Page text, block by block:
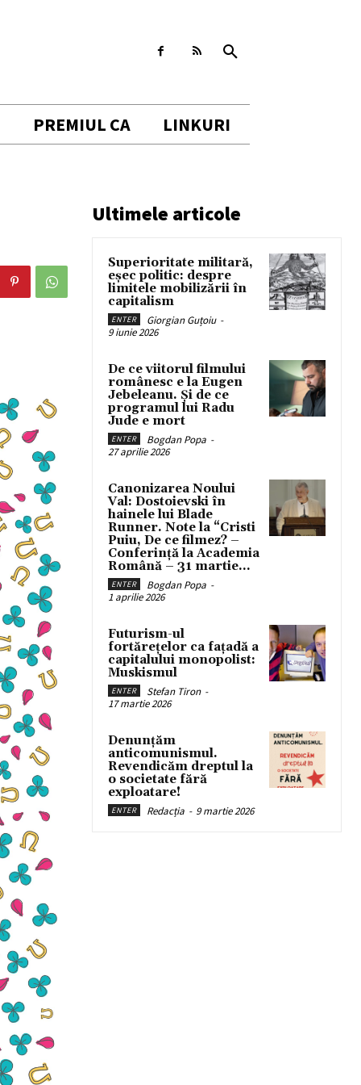
PREMIUL CA LINKURI
Ultimele articole
Superioritate militară,
eșec politic: despre
limitele mobilizării în
capitalism
ENTER Giorgian Guțoiu -
9 iunie 2026
De ce viitorul filmului
românesc e la Eugen
Jebeleanu. Și de ce
programul lui Radu
Jude e mort
ENTER Bogdan Popa -
27 aprilie 2026
Canonizarea Noului
Val: Dostoievski în
hainele lui Blade
Runner. Note la “Cristi
Puiu, De ce filmez? –
Conferință la Academia
Română – 31 martie...
ENTER Bogdan Popa -
1 aprilie 2026
Futurism-ul
fortărețelor ca fațadă a
capitalului monopolist:
Muskismul
ENTER Stefan Tiron -
17 martie 2026
Denunțăm
anticomunismul.
Revendicăm dreptul la
o societate fără
exploatare!
ENTER Redacția - 9 martie 2026